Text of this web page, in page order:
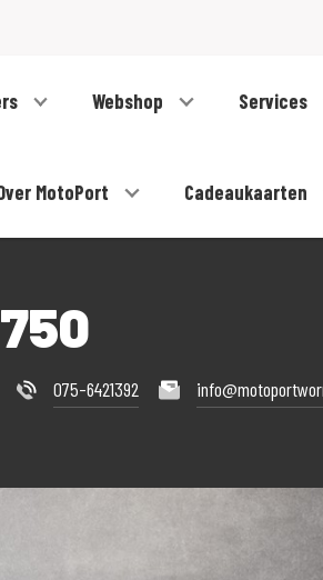
Webshop Services
MotoPort Cadeaukaarten
075-6421392